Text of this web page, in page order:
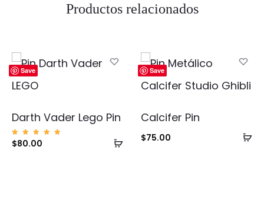
Productos relacionados
Save
Añadir
Darth Vader Lego Pin
Valorad
o con
$80.00
Save
Calcifer Pin
$75.00